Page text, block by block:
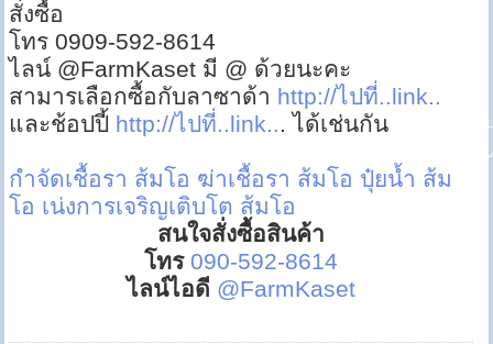
สั่งซื้อ
โทร 0909-592-8614
ไลน์ @FarmKaset มี @ ด้วยนะคะ
สามารเลือกซื้อกับลาซาด้า http://ไปที่..link..
และช้อปปี้ http://ไปที่..link... ได้เช่นกัน
กำจัดเชื้อรา ส้มโอ ฆ่าเชื้อรา ส้มโอ ปุ๋ยน้ำ ส้ม
โอ เน่งการเจริญเติบโต ส้มโอ
สนใจสั่งซื้อสินค้า
โทร 090-592-8614
ไลน์ไอดี @FarmKaset